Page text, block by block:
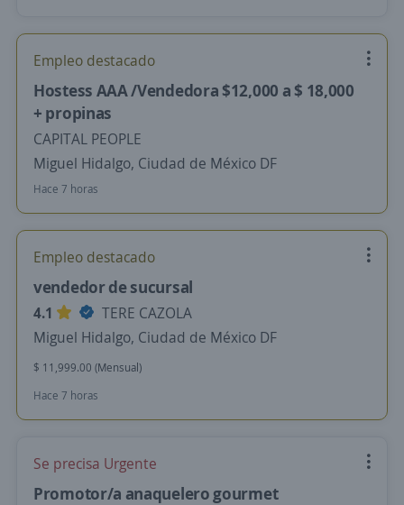
Empleo destacado
Hostess AAA /Vendedora $12,000 a $ 18,000
+ propinas
CAPITAL PEOPLE
Miguel Hidalgo, Ciudad de México DF
Hace 7 horas
Empleo destacado
vendedor de sucursal
4.1
TERE CAZOLA
Miguel Hidalgo, Ciudad de México DF
$ 11,999.00 (Mensual)
Hace 7 horas
Se precisa Urgente
Promotor/a anaquelero gourmet